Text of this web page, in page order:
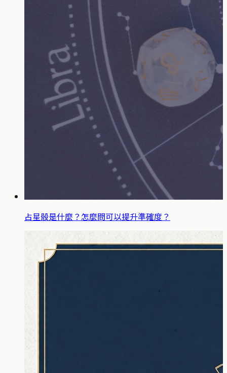
占星骰是什麼？怎麼問可以提升準確度？